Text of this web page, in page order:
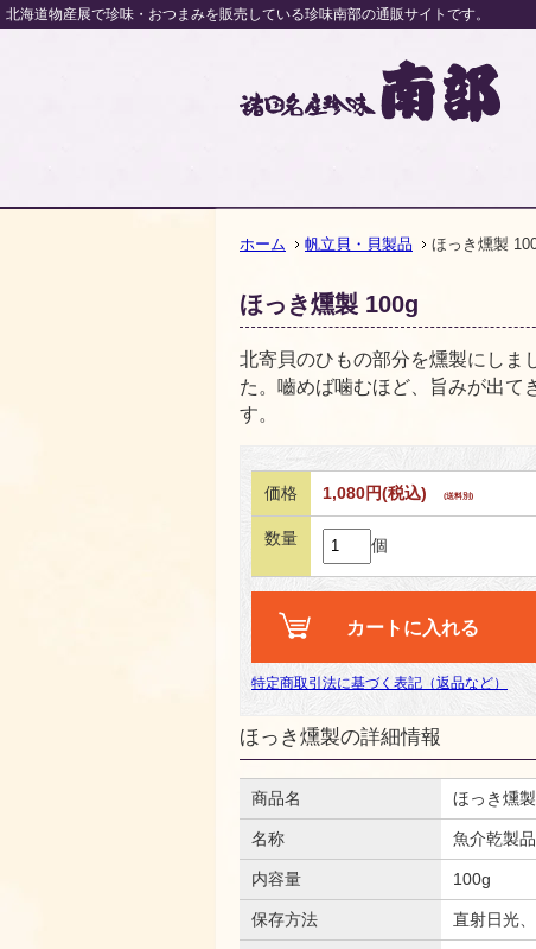
北海道物産展で珍味・おつまみを販売している珍味南部の通販サイトです。
諸
ホーム 帆立貝・貝製品 ほっき燻製
ほっき燻製 100g
北寄貝のひもの部分を燻製にしま
た。嚙めば噛むほど、旨みが出て
す。
価格 1,080円(税込) (送料別)
数量 個
特定商取引法に基づく表記（返品など）
ほっき燻製の詳細情報
商品名 ほっき燻製
名称 魚介乾製品
内容量 100g
保存方法 直射日光